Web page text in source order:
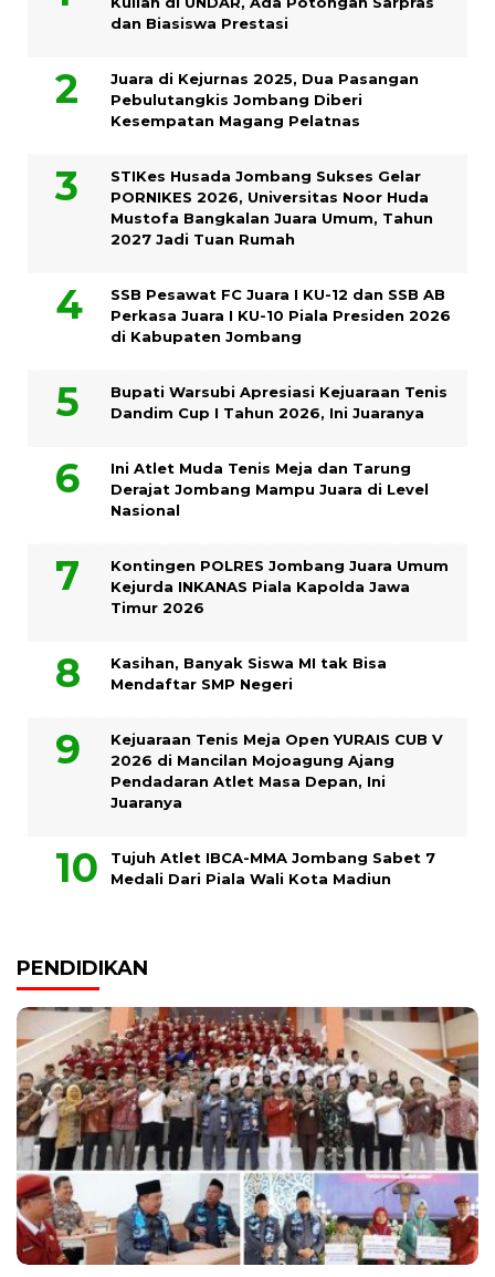
dan Biasiswa Prestasi
Juara di Kejurnas 2025, Dua Pasangan
Pebulutangkis Jombang Diberi
Kesempatan Magang Pelatnas
STIKes Husada Jombang Sukses Gelar
PORNIKES 2026, Universitas Noor Huda
Mustofa Bangkalan Juara Umum, Tahun
2027 Jadi Tuan Rumah
SSB Pesawat FC Juara I KU-12 dan SSB AB
Perkasa Juara I KU-10 Piala Presiden 2026
di Kabupaten Jombang
Bupati Warsubi Apresiasi Kejuaraan Tenis
Dandim Cup I Tahun 2026, Ini Juaranya
Ini Atlet Muda Tenis Meja dan Tarung
Derajat Jombang Mampu Juara di Level
Nasional
Kontingen POLRES Jombang Juara Umum
Kejurda INKANAS Piala Kapolda Jawa
Timur 2026
Kasihan, Banyak Siswa MI tak Bisa
Mendaftar SMP Negeri
Kejuaraan Tenis Meja Open YURAIS CUB V
2026 di Mancilan Mojoagung Ajang
Pendadaran Atlet Masa Depan, Ini
Juaranya
Tujuh Atlet IBCA-MMA Jombang Sabet 7
Medali Dari Piala Wali Kota Madiun
PENDIDIKAN